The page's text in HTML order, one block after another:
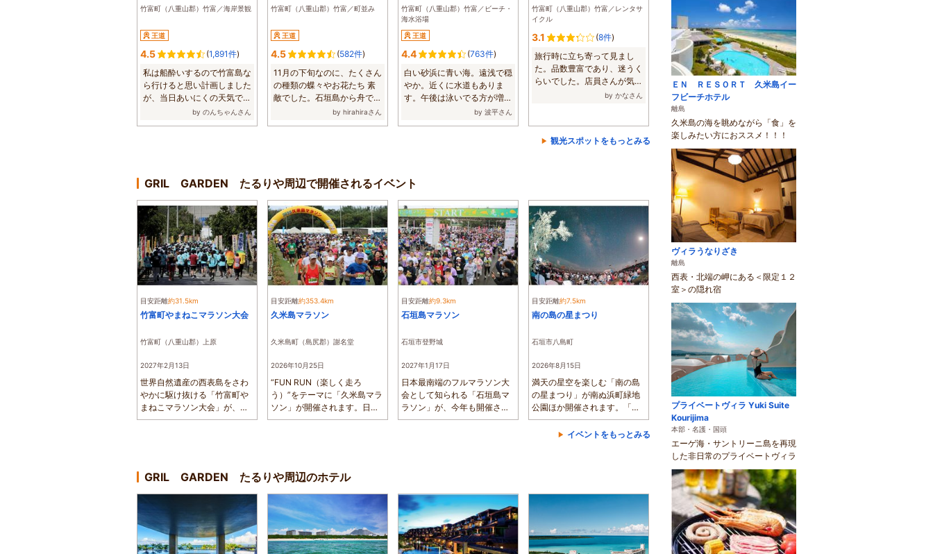
竹富町（八重山郡）竹富／海岸景観
王道
4.5 (1,891件)
私は船酔いするので竹富島な
ら行けると思い計画しました
が、当日あいにくの天気で波
も高いとニュ...by のんちゃんさん
竹富町（八重山郡）竹富／町並み
王道
4.5 (582件)
11月の下旬なのに、たくさん
の種類の蝶々やお花たち 素
敵でした。石垣島から舟で
10分程で行ける...by hirahiraさん
竹富町（八重山郡）竹富／ビーチ・
海水浴場
王道
4.4 (763件)
白い砂浜に青い海。遠浅で穏
やか。近くに水道もありま
す。午後は泳いでる方が増え
by 波平さん
竹富町（八重山郡）竹富／レンタサ
イクル
3.1 (8件)
旅行時に立ち寄って見まし
た。品数豊富であり、迷うく
らいでした。店員さんが気軽
by かなさん
観光スポットをもっとみる
GRIL GARDEN たるりや周辺で開催されるイベント
目安距離約31.5km
竹富町やまねこマラソン大会
竹富町（八重山郡）上原
2027年2月13日
世界自然遺産の西表島をさわ
やかに駆け抜ける「竹富町や
まねこマラソン大会」が、開
催されます。...
目安距離約353.4km
久米島マラソン
久米島町（島尻郡）謝名堂
2026年10月25日
“FUN RUN（楽しく走ろ
う）”をテーマに「久米島マラ
ソン」が開催されます。日頃
から健康のため...
目安距離約9.3km
石垣島マラソン
石垣市登野城
2027年1月17日
日本最南端のフルマラソン大
会として知られる「石垣島マ
ラソン」が、今年も開催され
ます。フルマ...
目安距離約7.5km
南の島の星まつり
石垣市八島町
2026年8月15日
満天の星空を楽しむ「南の島
の星まつり」が南ぬ浜町緑地
公園ほか開催されます。「夕
涼みライブ＆...
イベントをもっとみる
GRIL GARDEN たるりや周辺のホテル
ＥＮ ＲＥＳＯＲＴ 久米島イー
フビーチホテル
離島
久米島の海を眺めながら「食」を
楽しみたい方におススメ！！！
ヴィラうなりざき
離島
西表・北端の岬にある＜限定１２
室＞の隠れ宿
プライベートヴィラ Yuki Suite
Kourijima
本部・名護・国頭
エーゲ海・サントリーニ島を再現
した非日常のプライベートヴィラ